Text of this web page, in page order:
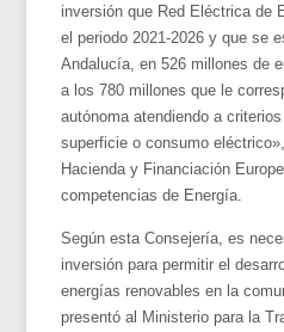
inversión que Red Eléctrica de
el periodo 2021-2026 y que se
Andalucía, en 526 millones de
a los 780 millones que le
autónoma atendiendo a
superficie o consumo
Hacienda y Financiación
competencias de Energía.
Según esta Consejería, es
inversión para permitir el
energías renovables en la
presentó al Ministerio para la